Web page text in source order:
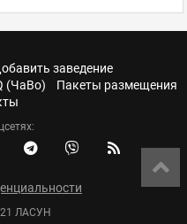
заведение
(ЧаВо)
Пакеты размещения
ЛАСУН